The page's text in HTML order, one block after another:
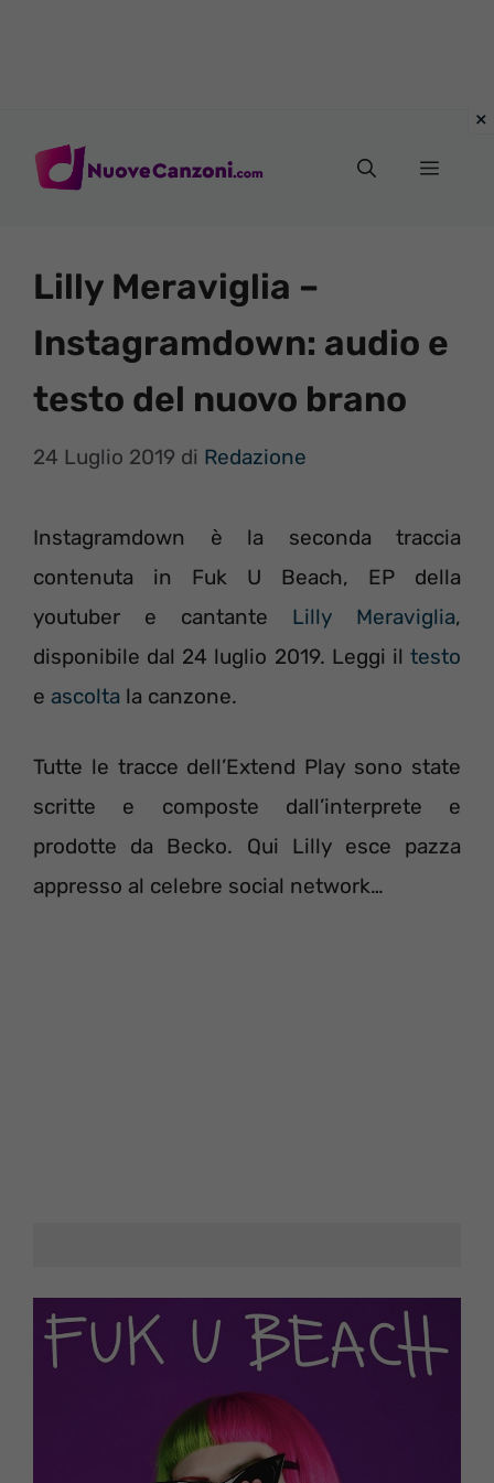
Menu
Lilly Meraviglia –
Instagramdown: audio e
testo del nuovo brano
24 Luglio 2019 di Redazione
Instagramdown è la seconda traccia
contenuta in Fuk U Beach, EP della
youtuber e cantante Lilly Meraviglia,
disponibile dal 24 luglio 2019. Leggi il testo
e ascolta la canzone.
Tutte le tracce dell’Extend Play sono state
scritte e composte dall’interprete e
prodotte da Becko. Qui Lilly esce pazza
appresso al celebre social network…